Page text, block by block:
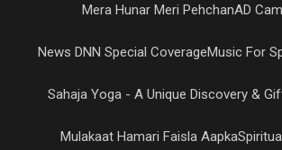
Mera Hunar Meri PehchanAD
News DNN Special CoverageMusic For
Sahaja Yoga - A Unique Discovery &
Mulakaat Hamari Faisla Aapka